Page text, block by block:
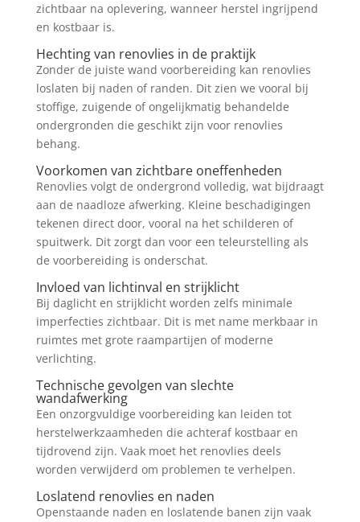
zichtbaar na oplevering, wanneer herstel ingrijpend
en kostbaar is.
Hechting van renovlies in de praktijk
Zonder de juiste wand voorbereiding kan renovlies
loslaten bij naden of randen. Dit zien we vooral bij
stoffige, zuigende of ongelijkmatig behandelde
ondergronden die geschikt zijn voor renovlies
behang.
Voorkomen van zichtbare oneffenheden
Renovlies volgt de ondergrond volledig, wat bijdraagt
aan de naadloze afwerking. Kleine beschadigingen
tekenen direct door, vooral na het schilderen of
spuitwerk. Dit zorgt dan voor een teleurstelling als
de voorbereiding is onderschat.
Invloed van lichtinval en strijklicht
Bij daglicht en strijklicht worden zelfs minimale
imperfecties zichtbaar. Dit is met name merkbaar in
ruimtes met grote raampartijen of moderne
verlichting.
Technische gevolgen van slechte
wandafwerking
Een onzorgvuldige voorbereiding kan leiden tot
herstelwerkzaamheden die achteraf kostbaar en
tijdrovend zijn. Vaak moet het renovlies deels
worden verwijderd om problemen te verhelpen.
Loslatend renovlies en naden
Openstaande naden en loslatende banen zijn vaak